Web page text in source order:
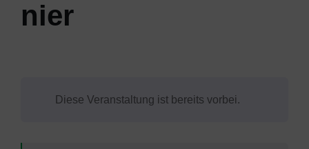
nier
Diese Veranstaltung ist bereits vorbei.